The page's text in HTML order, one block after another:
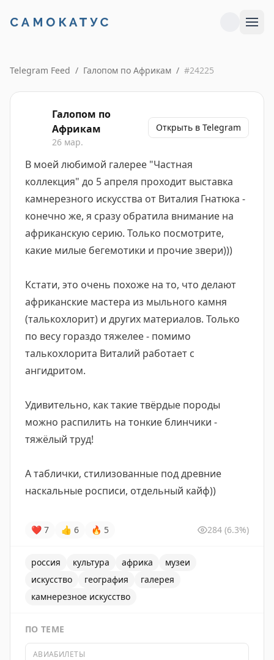
Telegram Feed / Галопом по Африкам / #24225
Галопом по
Африкам
26 мар.
Открыть в Telegram
В моей любимой галерее "Частная
коллекция" до 5 апреля проходит выставка
камнерезного искусства от Виталия Гнатюка -
конечно же, я сразу обратила внимание на
африканскую серию. Только посмотрите,
какие милые бегемотики и прочие звери)))
Кстати, это очень похоже на то, что делают
африканские мастера из мыльного камня
(талькохлорит) и других материалов. Только
по весу гораздо тяжелее - помимо
талькохлорита Виталий работает с
ангидритом.
Удивительно, как такие твёрдые породы
можно распилить на тонкие блинчики -
тяжёлый труд!
А таблички, стилизованные под древние
наскальные росписи, отдельный кайф))
❤ 7 👍 6 🔥 5 284 (6.3%)
россия культура африка
музеи
искусство
география
галерея
камнерезное искусство
ПО ТЕМЕ
АВИАБИЛЕТЫ